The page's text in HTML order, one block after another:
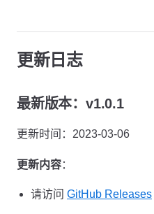
更新日志
最新版本：v1.0.1
更新时间：2023-03-06
更新内容：
请访问 GitHub Releases